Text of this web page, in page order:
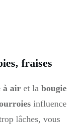
fraises
à air et la bougie
influence
lâches, vous